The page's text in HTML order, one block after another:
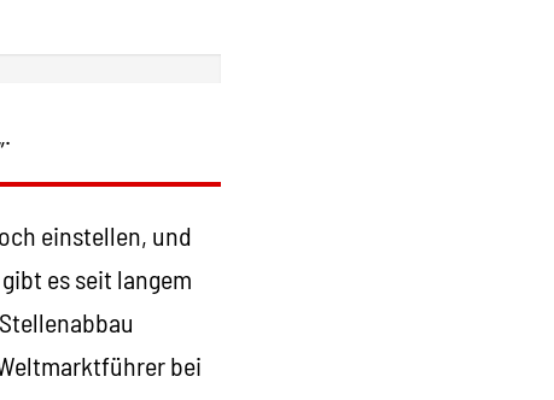
einstellen, und
es seit langem
bei